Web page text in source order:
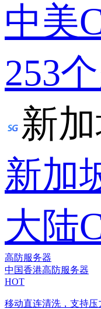
中美
253
新
新加
大陆
高防服务器
中国香港高防服务器
HOT
移动直连清洗，支持压